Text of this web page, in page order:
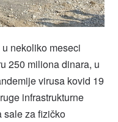
nekoliko meseci
250 miliona dinara, u
virusa kovid 19
infrastrukturne
sale za fizičko